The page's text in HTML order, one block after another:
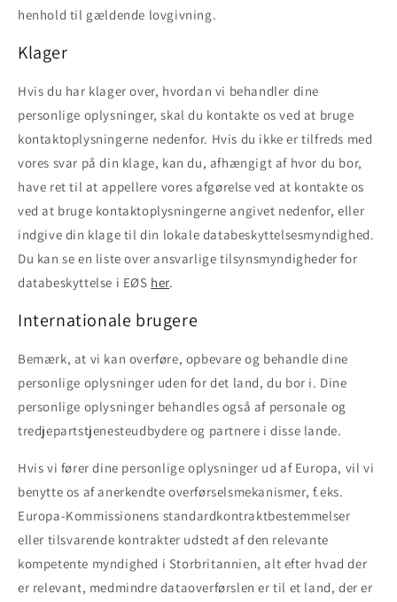
henhold til gældende lovgivning.
Klager
Hvis du har klager over, hvordan vi behandler dine
personlige oplysninger, skal du kontakte os ved at bruge
kontaktoplysningerne nedenfor. Hvis du ikke er tilfreds med
vores svar på din klage, kan du, afhængigt af hvor du bor,
have ret til at appellere vores afgørelse ved at kontakte os
ved at bruge kontaktoplysningerne angivet nedenfor, eller
indgive din klage til din lokale databeskyttelsesmyndighed.
Du kan se en liste over ansvarlige tilsynsmyndigheder for
databeskyttelse i EØS her.
Internationale brugere
Bemærk, at vi kan overføre, opbevare og behandle dine
personlige oplysninger uden for det land, du bor i. Dine
personlige oplysninger behandles også af personale og
tredjepartstjenesteudbydere og partnere i disse lande.
Hvis vi fører dine personlige oplysninger ud af Europa, vil vi
benytte os af anerkendte overførselsmekanismer, f.eks.
Europa-Kommissionens standardkontraktbestemmelser
eller tilsvarende kontrakter udstedt af den relevante
kompetente myndighed i Storbritannien, alt efter hvad der
er relevant, medmindre dataoverførslen er til et land, der er